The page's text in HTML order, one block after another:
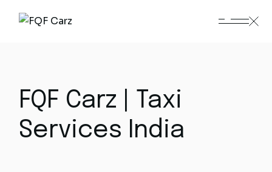
FQF Carz | Taxi
Services India